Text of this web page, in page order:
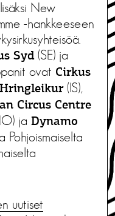
New
-hankkeeseen
Syd(SE) ja
ovat Cirkus
Hringleikur(IS),
Circus Centre
ja Dynamo
Pohjoismaiselta
uutiset